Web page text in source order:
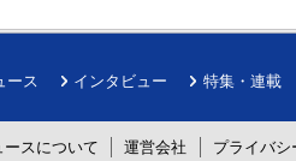
ース インタビュー 特集・連載
スについて 運営会社 プライバシ